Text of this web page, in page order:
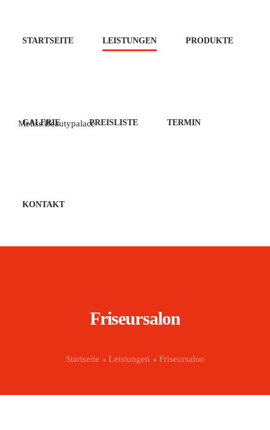
Meliss Beautypalace
STARTSEITE LEISTUNGEN PRODUKTE
GALERIE PREISLISTE TERMIN
KONTAKT
Friseursalon
Leistungen Friseursalon